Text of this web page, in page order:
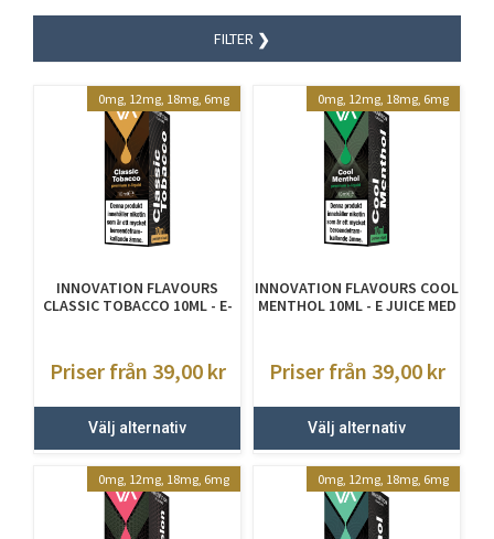
FILTER
0mg, 12mg, 18mg, 6mg
INNOVATION FLAVOURS
CLASSIC TOBACCO 10ML - E-
Priser från 39,00 kr
Välj alternativ
0mg, 12mg, 18mg, 6mg
INNOVATION FLAVOURS COOL
MENTHOL 10ML - E JUICE MED
Priser från 39,00 kr
Välj alternativ
0mg, 12mg, 18mg, 6mg 0mg, 12mg, 18mg, 6mg